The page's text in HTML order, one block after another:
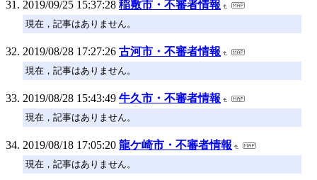
2019/09/25 15:37:28 稲敷市・不審者情報
現在，記事はありません。
2019/08/28 17:27:26 古河市・不審者情報
現在，記事はありません。
2019/08/28 15:43:49 牛久市・不審者情報
現在，記事はありません。
2019/08/18 17:05:20 龍ケ崎市・不審者情報
現在，記事はありません。